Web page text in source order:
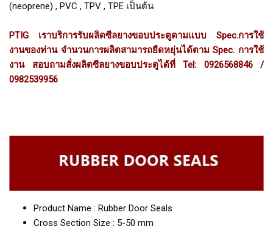
(neoprene) , PVC , TPV , TPE เป็นต้น
PTIG เราบริการรับผลิตซีลยางขอบประตูตามแบบ Spec.การใช้
งานของท่าน จำนวนการผลิตสามารถยืดหยุ่นได้ตาม Spec. การใช้
งาน สอบถามสั่งผลิตซีลยางขอบประตูได้ที่ Tel: 0926568846 /
0982539956
Product Name : Rubber Door Seals
Cross Section Size : 5-50 mm